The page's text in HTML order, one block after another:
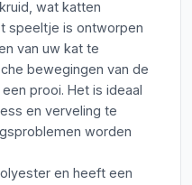
wat katten
speeltje is ontworpen
van uw kat te
bewegingen van de
prooi. Het is ideaal
en verveling te
worden
en heeft een